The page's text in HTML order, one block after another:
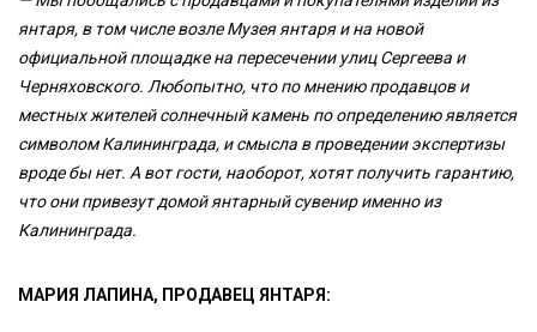
янтаря, в том числе возле Музея янтаря и на новой
официальной площадке на пересечении улиц Сергеева и
Черняховского. Любопытно, что по мнению продавцов и
местных жителей солнечный камень по определению является
символом Калининграда, и смысла в проведении экспертизы
вроде бы нет. А вот гости, наоборот, хотят получить гарантию,
что они привезут домой янтарный сувенир именно из
Калининграда.
МАРИЯ ЛАПИНА, ПРОДАВЕЦ ЯНТАРЯ: